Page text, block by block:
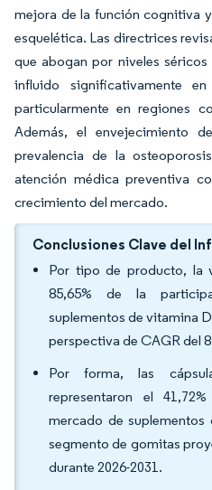
mejora de la función cognitiva
esquelética. Las directrices
que abogan por niveles
influido significativamente
particularmente en regiones
Además, el envejecimiento
prevalencia de la
atención médica preventiva
crecimiento del mercado.
Conclusiones Clave del
Por tipo de producto, la
85,65% de la
suplementos de vitamina
perspectiva de CAGR del
Por forma, las
representaron el
mercado de
segmento de gomitas
durante 2026-2031.